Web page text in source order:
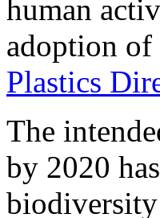
human
adoption
Plastics
The
by 2020
biodiversity